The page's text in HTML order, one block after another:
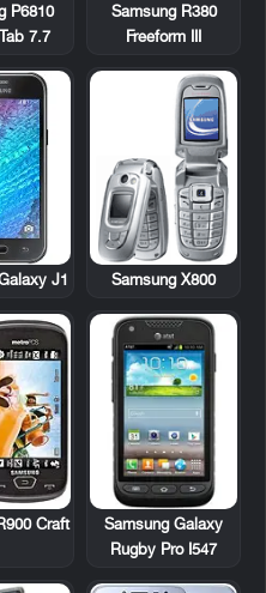
Samsung R380
Freeform III
P6810
7.7
Samsung X800
J1
Samsung Galaxy
Rugby Pro I547
Craft